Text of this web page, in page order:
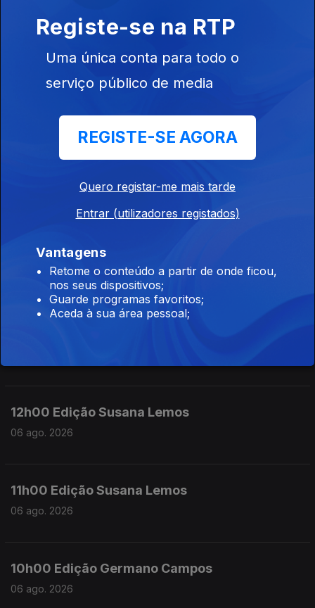
17h00 Edição Cristina Magalhães
06 ago. 2026
06 ago. 2026
14h00 Edição Susana Lemos
06 ago. 2026
12h00 Edição Susana Lemos
06 ago. 2026
11h00 Edição Susana Lemos
06 ago. 2026
10h00 Edição Germano Campos
06 ago. 2026
Registe-se na RTP
Uma única conta para todo o
serviço público de media
REGISTE-SE AGORA
Quero registar-me mais tarde
Entrar (utilizadores registados)
Vantagens
Retome o conteúdo a partir de onde ficou,
nos seus dispositivos;
Guarde programas favoritos;
Aceda à sua área pessoal;